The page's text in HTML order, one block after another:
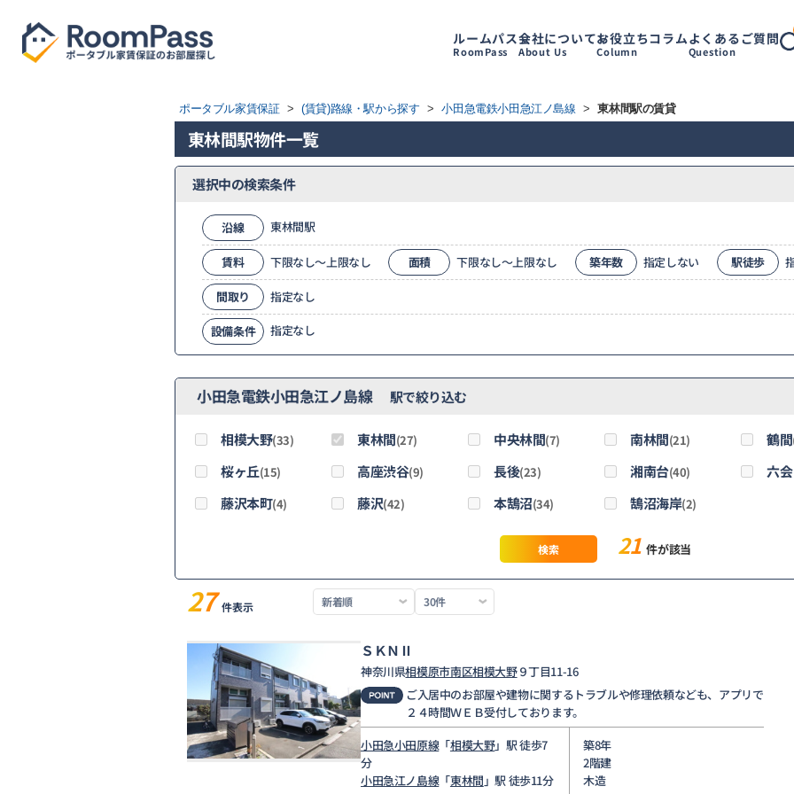
ルームパス
RoomPass
会社について
About Us
お役立ちコラム
Column
よくあるご質問
Question
ポータブル家賃保証 > (賃貸)路線・駅から探す > 小田急電鉄小田急江ノ島線 > 東林間駅の賃貸
東林間駅物件一覧
選択中の検索条件
沿線 東林間駅
賃料 下限なし～上限なし 面積 下限なし～上限なし 築年数 指定しない 駅徒歩
間取り 指定なし
設備条件 指定なし
小田急電鉄小田急江ノ島線 駅で絞り込む
相模大野(33) 東林間(27) 中央林間(7) 南林間(21) 鶴間
桜ヶ丘(15) 高座渋谷(9) 長後(23) 湘南台(40)
六
藤沢本町(4) 藤沢(42) 本鵠沼(34) 鵠沼海岸(2)
検索 21 件が該当
27 件表示
ＳＫＮⅡ
神奈川県相模原市南区相模大野９丁目11-16
ご入居中のお部屋や建物に関するトラブルや修理依頼なども、アプリで
２４時間ＷＥＢ受付しております。
小田急小田原線「相模大野」駅 徒歩7
分
小田急江ノ島線「東林間 」駅 徒歩11分
築8年
2階建
木造